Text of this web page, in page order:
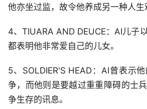
他亦坐过监，故令他养成另一种人生
4、TIUARA AND DEUCE：AI儿子
都表明他非常爱自己的儿女。
5、SOLDIER'S HEAD：AI曾表示
争，而他则是要越过重重障碍的士
争生存的讯息。